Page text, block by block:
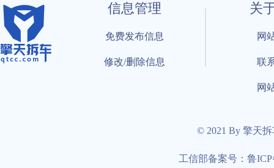
信息管理
免费发布信息
修改/删除信息
关
网
联
网
© 2021 By 擎天
工信部备案号：鲁